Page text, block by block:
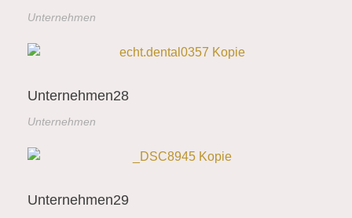
Unternehmen
Unternehmen28
Unternehmen
Unternehmen29